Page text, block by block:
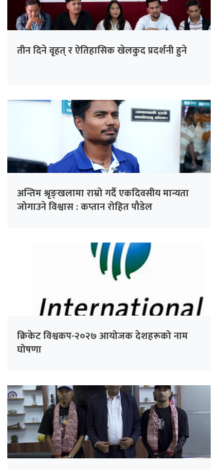
तीन दिने वृहत् र ऐतिहासिक खेलकुद प्रदर्शनी हुने
अन्तिम श्रृङ्खलामा राम्रो गर्दै एकदिवसीय मान्यता
जोगाउने विश्वास : कप्तान रोहित पौडेल
क्रिकेट विश्वकप-२०२७ आयोजक देशहरूको नाम
घोषणा